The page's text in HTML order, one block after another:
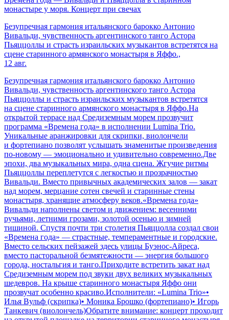
монастыре у моря. Концерт при свечах
Безупречная гармония итальянского барокко Антонио
Вивальди, чувственность аргентинского танго Астора
Пьяццоллы и страсть израильских музыкантов встретятся на
сцене старинного армянского монастыря в Яффо.,
12 авг.
Безупречная гармония итальянского барокко Антонио
Вивальди, чувственность аргентинского танго Астора
Пьяццоллы и страсть израильских музыкантов встретятся
на сцене старинного армянского монастыря в Яффо.На
открытой террасе над Средиземным морем прозвучит
программа «Времена года» в исполнении Lumina Trio.
Уникальные аранжировки для скрипки, виолончели
и фортепиано позволят услышать знаменитые произведения
по-новому — эмоционально и удивительно современно.Две
эпохи, два музыкальных мира, одна сцена. Жгучие ритмы
Пьяццоллы переплетутся с легкостью и прозрачностью
Вивальди. Вместо привычных академических залов — закат
над морем, мерцание сотен свечей и старинные стены
монастыря, хранящие атмосферу веков.«Времена года»
Вивальди наполнены светом и движением: весенними
ручьями, летними грозами, золотой осенью и зимней
тишиной. Спустя почти три столетия Пьяццолла создал свои
«Времена года» — страстные, темпераментные и городские.
Вместо сельских пейзажей здесь улицы Буэнос-Айреса,
вместо пасторальной безмятежности — энергия большого
города, ностальгия и танго.Приходите встретить закат над
Средиземным морем под звуки двух великих музыкальных
шедевров. На крыше старинного монастыря Яффо они
прозвучат особенно красиво.Исполнители: «Lumina Trio»•
Илья Вульф (скрипка)• Моника Брошко (фортепиано)• Игорь
Танкевич (виолончель)Обратите внимание: концерт проходит